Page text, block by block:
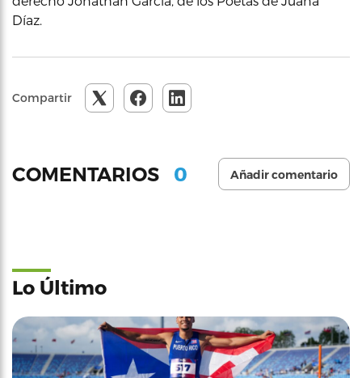
Díaz.
Compartir
COMENTARIOS 0 Añadir comentario
Lo Último